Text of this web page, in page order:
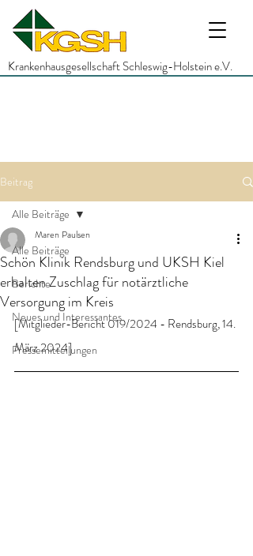
Krankenhausgesellschaft Schleswig-Holstein e.V.
Beitrag
Alle Beiträge
Berichte
Neues und Interessantes
Pressemitteilungen
Alle Beiträge
Schön Klinik Rendsburg und UKSH Kiel
erhalten Zuschlag für notärztliche
Versorgung im Kreis
Maren Paulsen
[Mitglieder-Bericht 019/2024 - Rendsburg, 14.
März 2024]